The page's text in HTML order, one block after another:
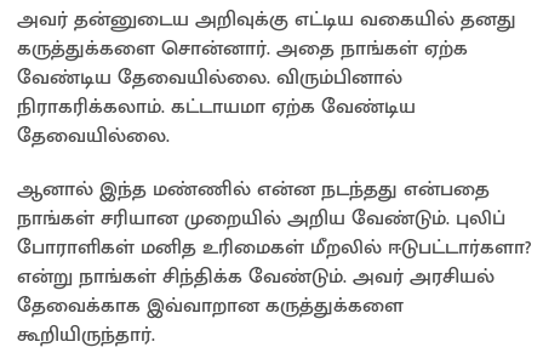
அவர் தன்னுடைய அறிவுக்கு எட்டிய வகையில் தனது
கருத்துக்களை சொன்னார். அதை நாங்கள் ஏற்க
வேண்டிய தேவையில்லை. விரும்பினால்
நிராகரிக்கலாம். கட்டாயமா ஏற்க வேண்டிய
தேவையில்லை.
ஆனால் இந்த மண்ணில் என்ன நடந்தது என்பதை
நாங்கள் சரியான முறையில் அறிய வேண்டும். புலிப்
போராளிகள் மனித உரிமைகள் மீறலில் ஈடுபட்டார்களா?
என்று நாங்கள் சிந்திக்க வேண்டும். அவர் அரசியல்
தேவைக்காக இவ்வாறான கருத்துக்களை
கூறியிருந்தார்.